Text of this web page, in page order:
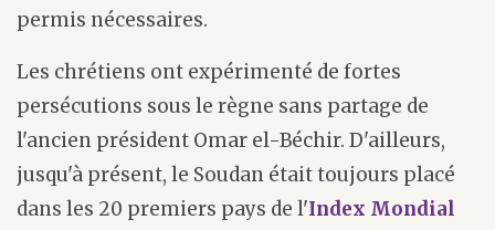
permis nécessaires.
Les chrétiens ont expérimenté de fortes
persécutions sous le règne sans partage de
l'ancien président Omar el-Béchir. D'ailleurs,
jusqu'à présent, le Soudan était toujours placé
dans les 20 premiers pays de l'Index Mondial